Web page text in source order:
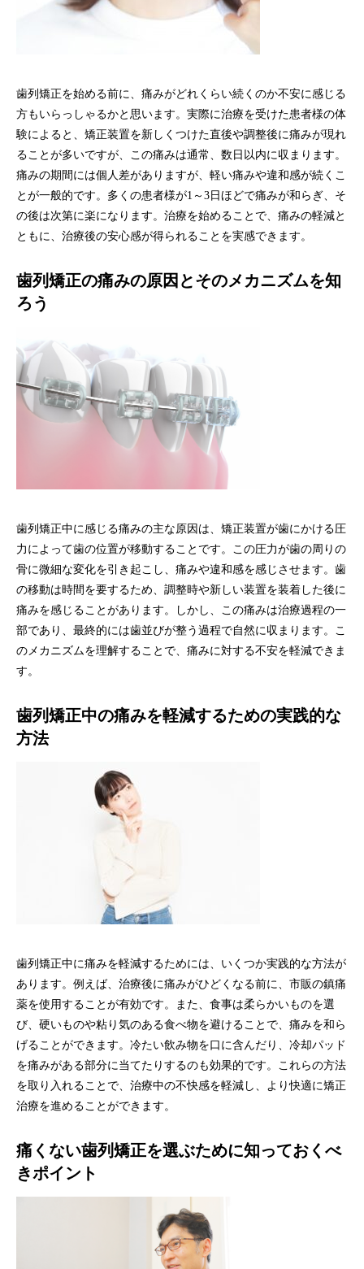
歯列矯正を始める前に、痛みがどれくらい続くのか不安に感じる
方もいらっしゃるかと思います。実際に治療を受けた患者様の体
験によると、矯正装置を新しくつけた直後や調整後に痛みが現れ
ることが多いですが、この痛みは通常、数日以内に収まります。
痛みの期間には個人差がありますが、軽い痛みや違和感が続くこ
とが一般的です。多くの患者様が1～3日ほどで痛みが和らぎ、そ
の後は次第に楽になります。治療を始めることで、痛みの軽減と
ともに、治療後の安心感が得られることを実感できます。
歯列矯正の痛みの原因とそのメカニズムを知
ろう
歯列矯正中に感じる痛みの主な原因は、矯正装置が歯にかける圧
力によって歯の位置が移動することです。この圧力が歯の周りの
骨に微細な変化を引き起こし、痛みや違和感を感じさせます。歯
の移動は時間を要するため、調整時や新しい装置を装着した後に
痛みを感じることがあります。しかし、この痛みは治療過程の一
部であり、最終的には歯並びが整う過程で自然に収まります。こ
のメカニズムを理解することで、痛みに対する不安を軽減できま
す。
歯列矯正中の痛みを軽減するための実践的な
方法
歯列矯正中に痛みを軽減するためには、いくつか実践的な方法が
あります。例えば、治療後に痛みがひどくなる前に、市販の鎮痛
薬を使用することが有効です。また、食事は柔らかいものを選
び、硬いものや粘り気のある食べ物を避けることで、痛みを和ら
げることができます。冷たい飲み物を口に含んだり、冷却パッド
を痛みがある部分に当てたりするのも効果的です。これらの方法
を取り入れることで、治療中の不快感を軽減し、より快適に矯正
治療を進めることができます。
痛くない歯列矯正を選ぶために知っておくべ
きポイント